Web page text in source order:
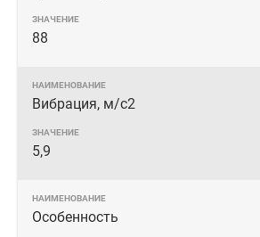
88
Вибрация, м/с2
5,9
Особенность